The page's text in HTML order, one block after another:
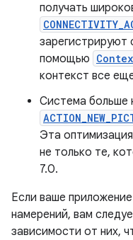
получать
зарегистрируют
помощью
контекст все
Система больше
Эта
не только те,
7.0.
Если ваше
намерений, вам
зависимости от них,